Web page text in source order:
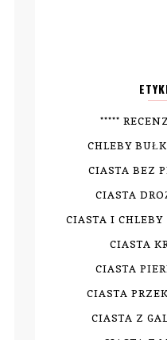
*****
CHLEBY
CIASTA BEZ
CIASTA
CIASTA I
CIASTA
CIASTA
CIASTA
CIASTA Z